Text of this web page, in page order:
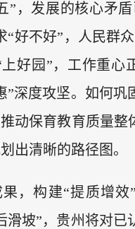
”，发展的核心矛
“好不好”，人民群
上好园”，工作重心
”深度攻坚。如何巩
动保育教育质量整
出清晰的路径图。
，构建“提质增效
滑坡”，贵州将对已